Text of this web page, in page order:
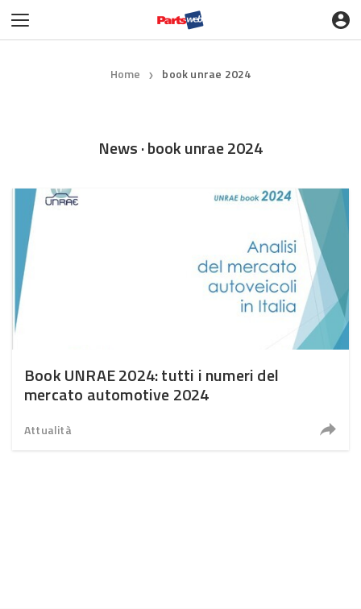
Home ❯ book unrae 2024
News · book unrae 2024
Book UNRAE 2024: tutti i numeri del
mercato automotive 2024
Attualità